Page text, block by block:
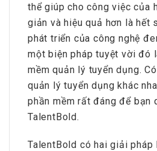
thể giúp cho công việc của
giản và hiệu quả hơn là hết
phát triển của công nghệ
một biện pháp tuyệt vời đó
mềm quản lý tuyển dụng.
quản lý tuyển dụng khác
phần mềm rất đáng để bạn
TalentBold.
TalentBold có hai giải pháp